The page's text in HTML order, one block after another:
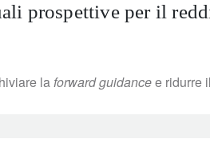
prospettive per il
laforward guidancee ridurre